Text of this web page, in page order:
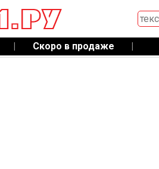
| Скоро в продаже |